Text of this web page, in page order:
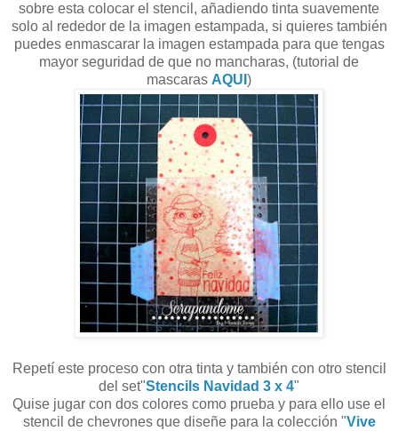
sobre esta colocar el stencil, añadiendo tinta suavemente
solo al rededor de la imagen estampada, si quieres también
puedes enmascarar la imagen estampada para que tengas
mayor seguridad de que no mancharas, (tutorial de
mascaras AQUI )
Repetí este proceso con otra tinta y también con otro stencil
del set"Stencils Navidad 3 x 4"
Quise jugar con dos colores como prueba y para ello use el
stencil de chevrones que diseñe para la colección "Vive